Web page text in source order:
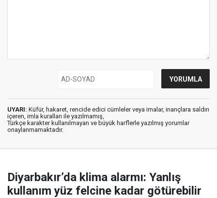
UYARI: Küfür, hakaret, rencide edici cümleler veya imalar, inançlara saldırı
içeren, imla kuralları ile yazılmamış,
Türkçe karakter kullanılmayan ve büyük harflerle yazılmış yorumlar
onaylanmamaktadır.
Diyarbakır’da klima alarmı: Yanlış
kullanım yüz felcine kadar götürebilir